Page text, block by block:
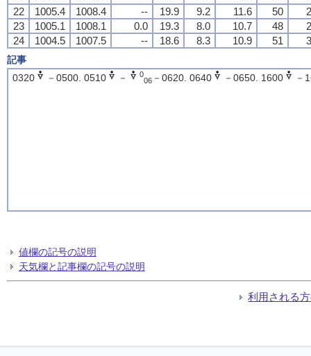
22
1005.4 1008.4 -- 19.9 9.2 11.6 50
23
1005.1 1008.1 0.0 19.3 8.0 10.7 48
24
1004.5 1007.5 -- 18.6 8.3 10.9 51
記事
0320
－0500. 0510 － 0
06－0620. 0640 －0650. 1600 －
値欄の記号の説明
天気欄と記事欄の記号の説明
利用される